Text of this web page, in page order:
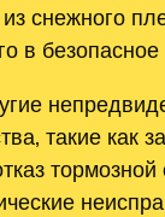
снежного
в
такие как